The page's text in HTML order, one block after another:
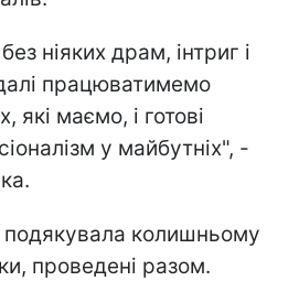
ніяких драм, інтриг і
працюватимемо
які маємо, і готові
у майбутніх", -
колишньому
проведені разом.